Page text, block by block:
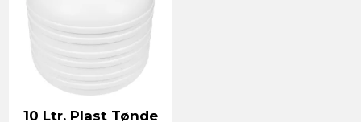
10 Ltr. Plast Tønde